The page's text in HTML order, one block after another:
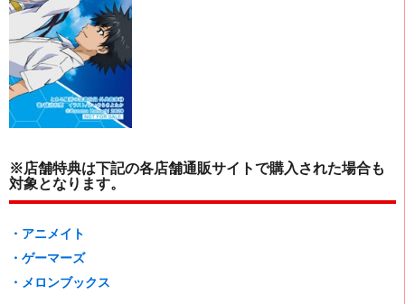
※店舗特典は下記の各店舗通販サイトで購入された場合も
対象となります。
・アニメイト
・ゲーマーズ
・メロンブックス